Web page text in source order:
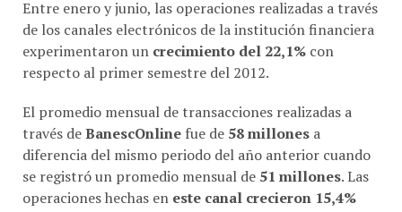
de los canales electrónicos de la institución financiera
experimentaron uncrecimiento del 22,1%con
respecto al primer semestre del 2012.
través deBanescOnline fue de58 millonesa
diferencia del mismo periodo del año anterior cuando
se registró un promedio mensual de51 millones. Las
operaciones hechas eneste canal crecieron 15,4%
respecto al mismo período del año anterior.